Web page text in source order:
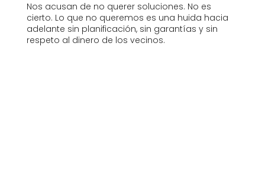
Nos acusan de no querer soluciones. No es
cierto. Lo que no queremos es una huida hacia
adelante sin planificación, sin garantías y sin
respeto al dinero de los vecinos.